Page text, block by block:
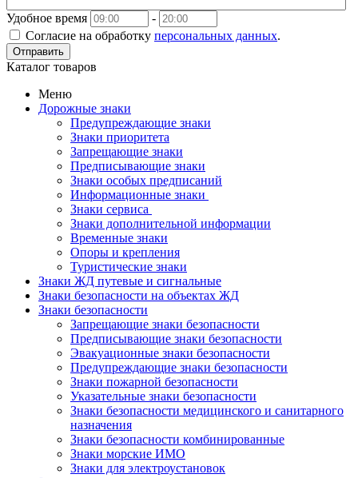
Удобное время
-
Согласие на обработку персональных данных.
Отправить
Каталог товаров
Меню
Дорожные знаки
Предупреждающие знаки
Знаки приоритета
Запрещающие знаки
Предписывающие знаки
Знаки особых предписаний
Информационные знаки
Знаки сервиса
Знаки дополнительной информации
Временные знаки
Опоры и крепления
Туристические знаки
Знаки ЖД путевые и сигнальные
Знаки безопасности на объектах ЖД
Знаки безопасности
Запрещающие знаки безопасности
Предписывающие знаки безопасности
Эвакуационные знаки безопасности
Предупреждающие знаки безопасности
Знаки пожарной безопасности
Указательные знаки безопасности
Знаки безопасности медицинского и санитарного
назначения
Знаки безопасности комбинированные
Знаки морские ИМО
Знаки для электроустановок